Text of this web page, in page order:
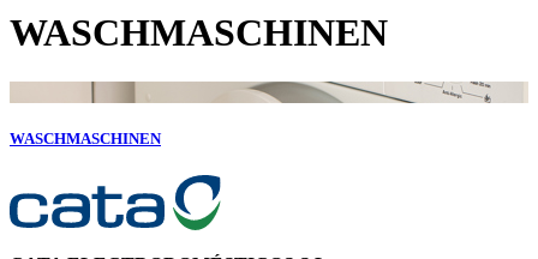
WASCHMASCHINEN
WASCHMASCHINEN